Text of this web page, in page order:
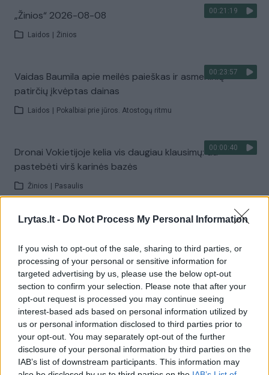
Lrytas.lt - Do Not Process My Personal Information
If you wish to opt-out of the sale, sharing to third parties, or
processing of your personal or sensitive information for
targeted advertising by us, please use the below opt-out
section to confirm your selection. Please note that after your
opt-out request is processed you may continue seeing
interest-based ads based on personal information utilized by
us or personal information disclosed to third parties prior to
your opt-out. You may separately opt-out of the further
disclosure of your personal information by third parties on the
IAB’s list of downstream participants. This information may
00:21:19
„Žinios“ 2026-08-08
Laidos Žinios
00:23:57
Vaidas Baumila apie meilės paieškas ir asmeninių
patirčių įkvėptas dainas
Laidos Pokalbiai prie jūros. Atostogų ritmu
00:00:40
Dronai Vokietijoje kelia vis daugiau klausimų: du
pastebėti virš karinės bazės
Žinios Pasaulis
Visi įrašai
Žiūrimiausi įrašai
00:00:30
Vaizdai iš tragiškos avarijos Vilniaus r.: dviejų moterų ir
vaiko gyvybių išgelbėti nepavyko
Žinios Lietuvos diena